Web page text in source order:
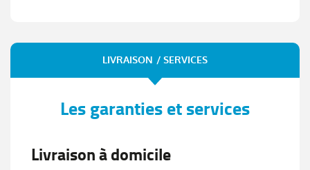
LIVRAISON / SERVICES
Les garanties et services
Livraison à domicile